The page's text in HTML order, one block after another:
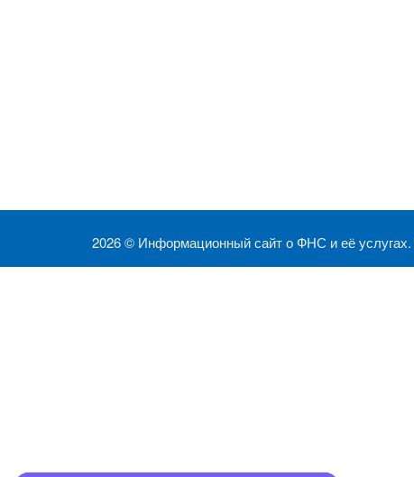
2026 © Информационный сайт о ФНС и её услугах.